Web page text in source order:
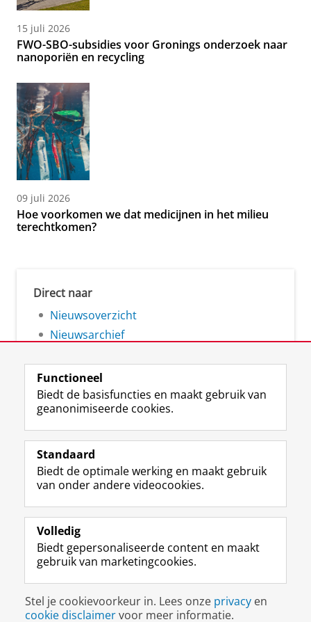
15 juli 2026
FWO-SBO-subsidies voor Gronings onderzoek naar
nanoporiën en recycling
09 juli 2026
Hoe voorkomen we dat medicijnen in het milieu
terechtkomen?
Direct naar
Nieuwsoverzicht
Nieuwsarchief
Volg de RUG
F
a
e
b
o
p
a
i
n
a
L
i
k
e
I
-
p
g
i
n
R
S
-
f
e
R
k
s
u
I
n
t
r
m
c
c
o
Y
o
T
e
k
a
a
Studiekiezers
Alumni
Over ons
Disclaimer & Copyright
Inloggen
Functioneel
Biedt de basisfuncties en maakt gebruik van
geanonimiseerde cookies.
Standaard
Biedt de optimale werking en maakt gebruik
van onder andere videocookies.
Volledig
Biedt gepersonaliseerde content en maakt
gebruik van marketingcookies.
Stel je cookievoorkeur in. Lees onze privacy en
cookie disclaimervoor meer informatie.